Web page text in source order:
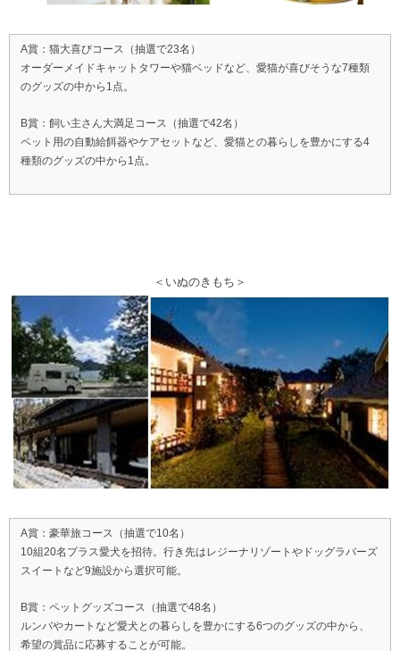
A賞：猫大喜びコース（抽選で23名）
オーダーメイドキャットタワーや猫ベッドなど、愛猫が喜びそうな7種類
のグッズの中から1点。
B賞：飼い主さん大満足コース（抽選で42名）
ペット用の自動給餌器やケアセットなど、愛猫との暮らしを豊かにする4
種類のグッズの中から1点。
＜いぬのきもち＞
A賞：豪華旅コース（抽選で10名）
10組20名プラス愛犬を招待。行き先はレジーナリゾートやドッグラバーズ
スイートなど9施設から選択可能。
B賞：ペットグッズコース（抽選で48名）
ルンバやカートなど愛犬との暮らしを豊かにする6つのグッズの中から、
希望の賞品に応募することが可能。